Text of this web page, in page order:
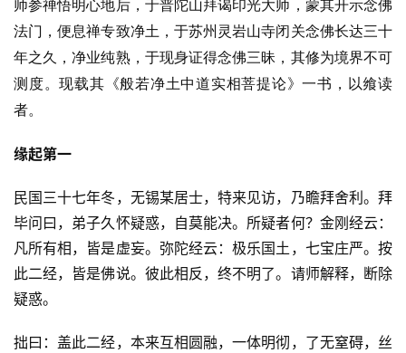
师参禅悟明心地后，于普陀山拜谒印光大师，蒙其开示念佛
法门，便息禅专致净土，于苏州灵岩山寺闭关念佛长达三十
年之久，净业纯熟，于现身证得念佛三昧，其修为境界不可
测度。现载其《般若净土中道实相菩提论》一书，以飨读
者。
缘起第一
民国三十七年冬，无锡某居士，特来见访，乃瞻拜舍利。拜
毕问曰，弟子久怀疑惑，自莫能决。所疑者何？金刚经云：
凡所有相，皆是虚妄。弥陀经云：极乐国土，七宝庄严。按
此二经，皆是佛说。彼此相反，终不明了。请师解释，断除
疑惑。
拙曰：盖此二经，本来互相圆融，一体明彻，了无窒碍，丝